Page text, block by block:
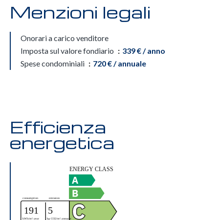
Menzioni legali
Onorari a carico venditore
Imposta sul valore fondiario
339 € / anno
Spese condominiali
720 € / annuale
Efficienza
energetica